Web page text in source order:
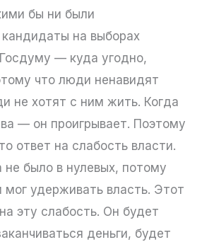
бы ни были
на выборах
— куда угодно,
что люди ненавидят
не хотят с ним жить. Когда
— он проигрывает. Поэтому
ответ на слабость власти.
не было в нулевых, потому
удерживать власть. Этот
эту слабость. Он будет
деньги, будет